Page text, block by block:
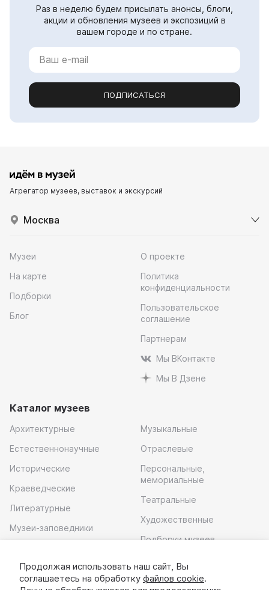
Раз в неделю будем присылать анонсы, блоги,
акции и обновления музеев и экспозиций в
вашем городе и по стране.
ПОДПИСАТЬСЯ
Агрегатор музеев, выставок и экскурсий
Москва
Музеи
На карте
Подборки
Блог
О проекте
Политика
конфиденциальности
Пользовательское
соглашение
Партнерам
Мы ВКонтакте
Мы В Дзене
Каталог музеев
Архитектурные
Естественнонаучные
Исторические
Краеведческие
Литературные
Музеи-заповедники
Музыкальные
Отраслевые
Персональные,
мемориальные
Театральные
Художественные
Подборки музеев
Скачать приложение
Продолжая использовать наш сайт, Вы
соглашаетесь на обработку файлов cookie.